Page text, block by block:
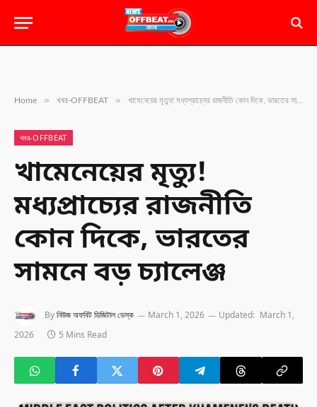
Home » খবর-OFFBEAT » খামেনেয়ের মৃত্যু! মধ্যপ্রাচ্যের রাজনীতি কোন দিকে, ভারতের সামনে বড় চ্যালেঞ্জ
খবর-OFFBEAT
খামেনেয়ের মৃত্যু!
মধ্যপ্রাচ্যের রাজনীতি
কোন দিকে, ভারতের
সামনে বড় চ্যালেঞ্জ
Byনিউজ অফবিট ডিজিটাল ডেস্ক March 1, 2026 Updated: March 1,
2026
5 Mins Read